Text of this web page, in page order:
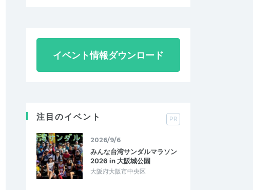
イベント情報ダウンロード
注目のイベント PR
2026/9/6
みんな台湾サンダルマラソン
2026 in 大阪城公園
大阪府大阪市中央区